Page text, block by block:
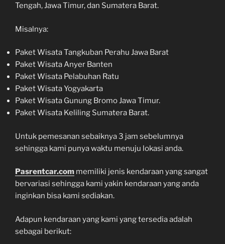
Tengah, Jawa Timur, dan Sumatera Barat.
Misalnya:
Paket Wisata Tangkuban Perahu Jawa Barat
Paket Wisata Anyer Banten
Paket Wisata Pelabuhan Ratu
Paket Wisata Yogyakarta
Paket Wisata Gunung Bromo Jawa Timur.
Paket Wisata Keliling Sumatera Barat.
Untuk pemesanan sebaiknya 3 jam sebelumnya
sehingga kami punya waktu menuju lokasi anda.
Pasrentcar.com memiliki jenis kendaraan yang sangat
bervariasi sehingga kami yakin kendaraan yang anda
inginkan bisa kami sediakan.
Adapun kendaraan yang kami yang tersedia adalah
sebagai berikut: